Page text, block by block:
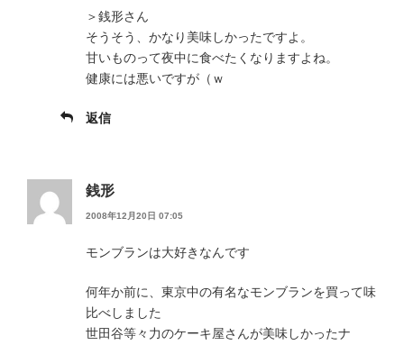
＞銭形さん
そうそう、かなり美味しかったですよ。
甘いものって夜中に食べたくなりますよね。
健康には悪いですが（ｗ
返信
銭形
2008年12月20日 07:05
モンブランは大好きなんです
何年か前に、東京中の有名なモンブランを買って味
比べしました
世田谷等々力のケーキ屋さんが美味しかったナ